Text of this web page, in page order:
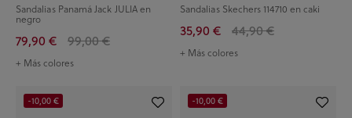
Sandalias Panamá Jack JULIA en
negro
79,90 € 99,00 €
+ Más colores
Sandalias Skechers 114710 en caki
35,90 € 44,90 €
+ Más colores
-10,00 € -10,00 €